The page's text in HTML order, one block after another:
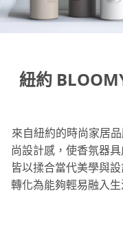
紐約
來自紐約的時尚家居
尚設計感，使香氛器
皆以揉合當代美學與
轉化為能夠輕易融入